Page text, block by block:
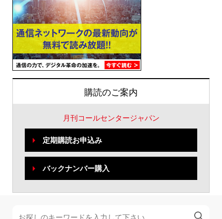
購読のご案内
月刊コールセンタージャパン
定期購読お申込み
バックナンバー購入